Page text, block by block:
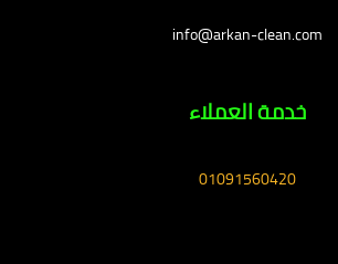
info@arkan-clean.com
خدمة العملاء
01091560420